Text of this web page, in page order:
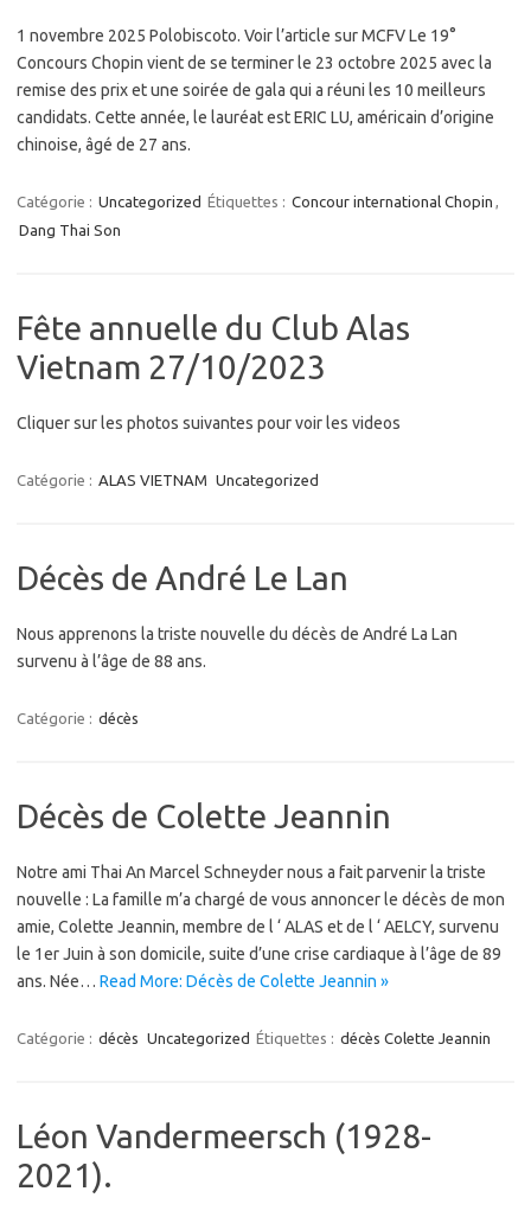
1 novembre 2025 Polobiscoto. Voir l’article sur MCFV Le 19°
Concours Chopin vient de se terminer le 23 octobre 2025 avec la
remise des prix et une soirée de gala qui a réuni les 10 meilleurs
candidats. Cette année, le lauréat est ERIC LU, américain d’origine
chinoise, âgé de 27 ans.
Catégorie : Uncategorized Étiquettes : Concour international Chopin ,
Dang Thai Son
Fête annuelle du Club Alas
Vietnam 27/10/2023
Cliquer sur les photos suivantes pour voir les videos
Catégorie : ALAS VIETNAM Uncategorized
Décès de André Le Lan
Nous apprenons la triste nouvelle du décès de André La Lan
survenu à l’âge de 88 ans.
Catégorie : décès
Décès de Colette Jeannin
Notre ami Thai An Marcel Schneyder nous a fait parvenir la triste
nouvelle : La famille m’a chargé de vous annoncer le décès de mon
amie, Colette Jeannin, membre de l ‘ ALAS et de l ‘ AELCY, survenu
le 1er Juin à son domicile, suite d’une crise cardiaque à l’âge de 89
ans. Née… Read More: Décès de Colette Jeannin »
Catégorie : décès Uncategorized Étiquettes : décès Colette Jeannin
Léon Vandermeersch (1928-
2021).